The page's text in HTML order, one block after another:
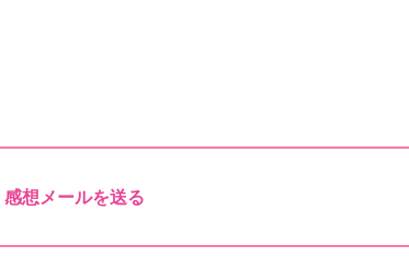
感想メールを送る